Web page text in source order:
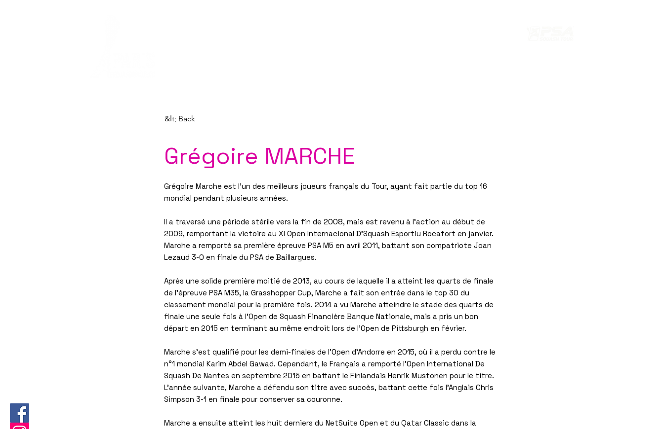
&lt; Back
Grégoire MARCHE
Grégoire Marche est l'un des meilleurs joueurs français du Tour, ayant fait partie du top 16
mondial pendant plusieurs années.
Il a traversé une période stérile vers la fin de 2008, mais est revenu à l'action au début de
2009, remportant la victoire au XI Open Internacional D'Squash Esportiu Rocafort en janvier.
Marche a remporté sa première épreuve PSA M5 en avril 2011, battant son compatriote Joan
Lezaud 3-0 en finale du PSA de Baillargues.
Après une solide première moitié de 2013, au cours de laquelle il a atteint les quarts de finale
de l'épreuve PSA M35, la Grasshopper Cup, Marche a fait son entrée dans le top 30 du
classement mondial pour la première fois. 2014 a vu Marche atteindre le stade des quarts de
finale une seule fois à l'Open de Squash Financière Banque Nationale, mais a pris un bon
départ en 2015 en terminant au même endroit lors de l'Open de Pittsburgh en février.
Marche s'est qualifié pour les demi-finales de l'Open d'Andorre en 2015, où il a perdu contre le
n°1 mondial Karim Abdel Gawad. Cependant, le Français a remporté l'Open International De
Squash De Nantes en septembre 2015 en battant le Finlandais Henrik Mustonen pour le titre.
L'année suivante, Marche a défendu son titre avec succès, battant cette fois l'Anglais Chris
Simpson 3-1 en finale pour conserver sa couronne.
Marche a ensuite atteint les huit derniers du NetSuite Open et du Qatar Classic dans la